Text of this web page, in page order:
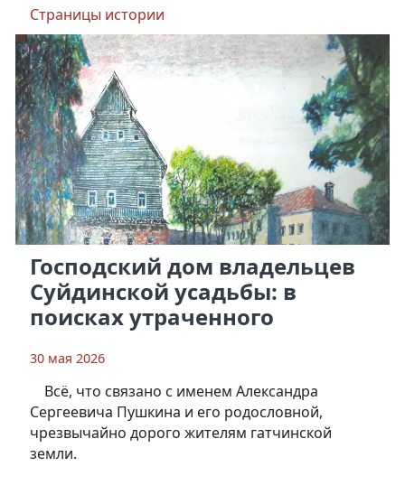
Страницы истории
Господский дом владельцев
Суйдинской усадьбы: в
поисках утраченного
30 мая 2026
Всё, что связано с именем Александра
Сергеевича Пушкина и его родословной,
чрезвычайно дорого жителям гатчинской
земли.